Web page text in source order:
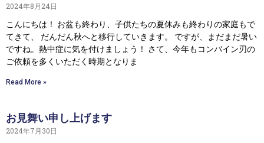
2024年8月24日
こんにちは！ お盆も終わり、子供たちの夏休みも終わりの家庭もで
てきて、 だんだん秋へと移行していきます。 ですが、まだまだ暑い
ですね。熱中症に気を付けましょう！ さて、今年もコンバイン刃の
ご依頼を多くいただく時期となりま
Read More »
お見舞い申し上げます
2024年7月30日